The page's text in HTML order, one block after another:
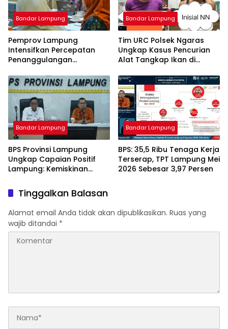
Bandar Lampung
Pemprov Lampung
Intensifkan Percepatan
Penanggulangan
Tanggamus
Bandar Lampung
Tim URC Polsek Ngaras
Ungkap Kasus Pencurian
Alat Tangkap Ikan di
Terduga Pelaku
Diamankan.
Bandar Lampung
BPS Provinsi Lampung
Ungkap Capaian Positif
Lampung: Kemiskinan
Ekonomi Terus Tumbuh
Bandar Lampung
BPS: 35,5 Ribu Tenaga Kerja
Terserap, TPT Lampung Mei
2026 Sebesar 3,97 Persen
Tinggalkan Balasan
Alamat email Anda tidak akan dipublikasikan. Ruas yang
wajib ditandai *